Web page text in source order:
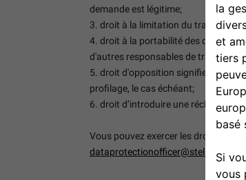
demande est légitime;
3. droit à la limitation du traitement
4. droit à la portabilité des données
d'autres responsables de traitement;
5. droit d'opposition signifie le droit
profilage, le cas échéant;
6. droit d’introduire une
Vous pouvez exercer les droits
dataprotectionofficer@stellantis.com.